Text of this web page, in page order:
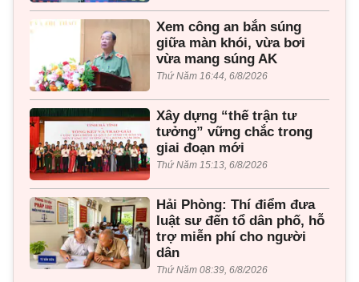
Xem công an bắn súng
giữa màn khói, vừa bơi
vừa mang súng AK
Thứ Năm 16:44, 6/8/2026
Xây dựng “thế trận tư
tưởng” vững chắc trong
giai đoạn mới
Thứ Năm 15:13, 6/8/2026
Hải Phòng: Thí điểm đưa
luật sư đến tổ dân phố, hỗ
trợ miễn phí cho người
dân
Thứ Năm 08:39, 6/8/2026